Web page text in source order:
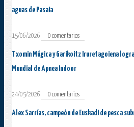
aguas de Pasaia
15/06/2026 0 comentarios
Txomin Múgica y Garikoitz Iruretagoiena
Mundial de Apnea Indoor
24/05/2026 0 comentarios
Alex Sarrías, campeón de Euskadi de pesca